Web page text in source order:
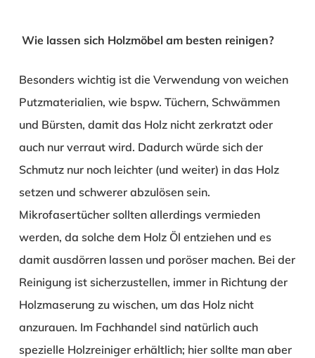
Wie lassen sich Holzmöbel am besten reinigen?
Besonders wichtig ist die Verwendung von weichen
Putzmaterialien, wie bspw. Tüchern, Schwämmen
und Bürsten, damit das Holz nicht zerkratzt oder
auch nur verraut wird. Dadurch würde sich der
Schmutz nur noch leichter (und weiter) in das Holz
setzen und schwerer abzulösen sein.
Mikrofasertücher sollten allerdings vermieden
werden, da solche dem Holz Öl entziehen und es
damit ausdörren lassen und poröser machen. Bei der
Reinigung ist sicherzustellen, immer in Richtung der
Holzmaserung zu wischen, um das Holz nicht
anzurauen. Im Fachhandel sind natürlich auch
spezielle Holzreiniger erhältlich; hier sollte man aber